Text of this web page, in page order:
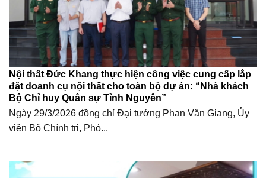
Nội thất Đức Khang thực hiện công việc cung cấp lắp
đặt doanh cụ nội thất cho toàn bộ dự án: “Nhà khách
Bộ Chỉ huy Quân sự Tỉnh Nguyên”
Ngày 29/3/2026 đồng chỉ Đại tướng Phan Văn Giang, Ủy
viên Bộ Chính trị, Phó...